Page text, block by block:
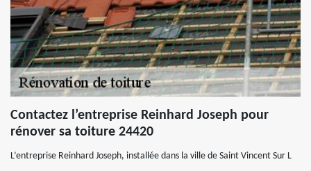
Contactez l’entreprise Reinhard Joseph pour
rénover sa toiture 24420
L’entreprise Reinhard Joseph, installée dans la ville de Saint Vincent Sur L